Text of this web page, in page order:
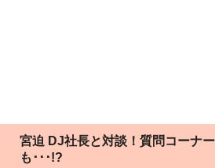
宮迫 DJ社長と対談！質問コーナ
も･･･!?